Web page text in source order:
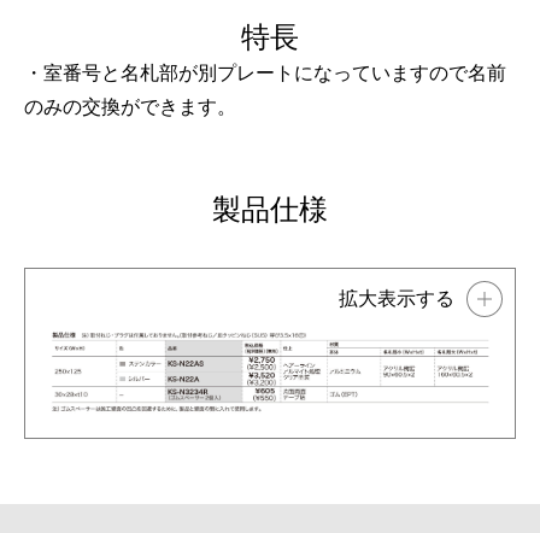
特長
・室番号と名札部が別プレートになっていますので名前
のみの交換ができます。
製品仕様